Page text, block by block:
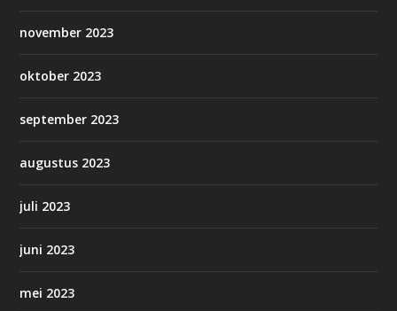
november 2023
oktober 2023
september 2023
augustus 2023
juli 2023
juni 2023
mei 2023